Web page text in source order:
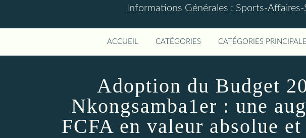
Informations Générales : Sports-
ACCUEIL CATÉGORIES CATÉGORIES
Adoption du Budget
Nkongsamba1er : une
FCFA en valeur absolue